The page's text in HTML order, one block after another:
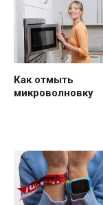
Как отмыть
микроволновку